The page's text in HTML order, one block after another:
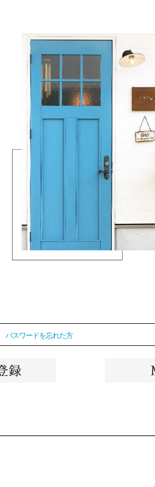
パスワードを忘れた方